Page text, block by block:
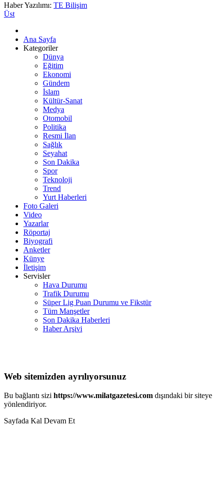
Haber Yazılımı: TE Bilişim
Üst
Ana Sayfa
Kategoriler
Dünya
Eğitim
Ekonomi
Gündem
İslam
Kültür-Sanat
Medya
Otomobil
Politika
Resmi İlan
Sağlık
Seyahat
Son Dakika
Spor
Teknoloji
Trend
Yurt Haberleri
Foto Galeri
Video
Yazarlar
Röportaj
Biyografi
Anketler
Künye
İletişim
Servisler
Hava Durumu
Trafik Durumu
Süper Lig Puan Durumu ve Fikstür
Tüm Manşetler
Son Dakika Haberleri
Haber Arşivi
Web sitemizden ayrılıyorsunuz
Bu bağlantı sizi https://www.milatgazetesi.com dışındaki bir siteye
yönlendiriyor.
Sayfada Kal Devam Et